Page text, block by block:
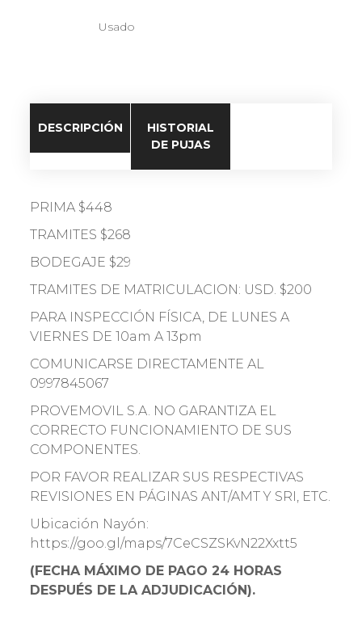
Usado
DESCRIPCIÓN
HISTORIAL
DE PUJAS
PRIMA $448
TRAMITES $268
BODEGAJE $29
TRAMITES DE MATRICULACION: USD. $200
PARA INSPECCIÓN FÍSICA, DE LUNES A
VIERNES DE 10am A 13pm
COMUNICARSE DIRECTAMENTE AL
0997845067
PROVEMOVIL S.A. NO GARANTIZA EL
CORRECTO FUNCIONAMIENTO DE SUS
COMPONENTES.
POR FAVOR REALIZAR SUS RESPECTIVAS
REVISIONES EN PÁGINAS ANT/AMT Y SRI, ETC.
Ubicación Nayón:
https://goo.gl/maps/7CeCSZSKvN22Xxtt5
(FECHA MÁXIMO DE PAGO 24 HORAS
DESPUÉS DE LA ADJUDICACIÓN).